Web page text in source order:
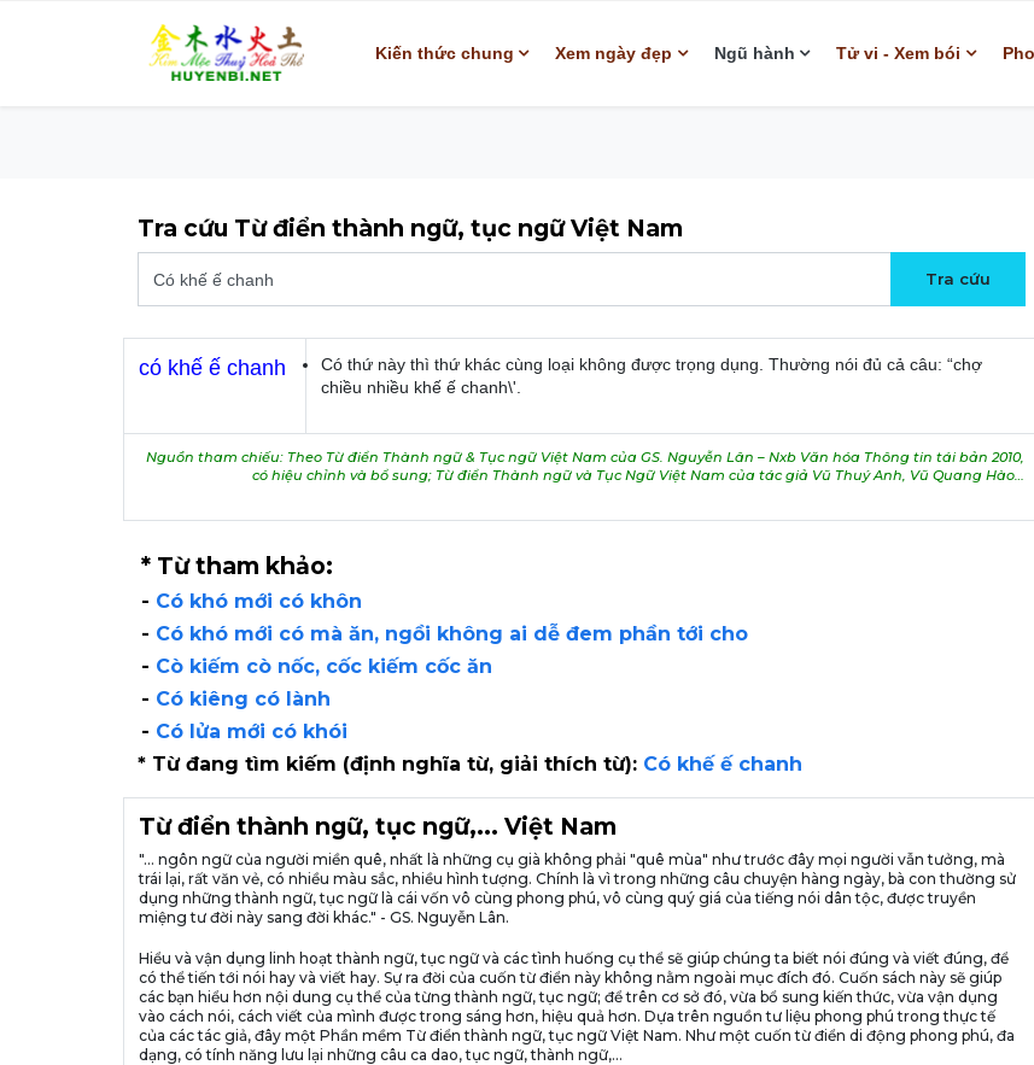
Kiến thức chung Xem ngày đẹp Ngũ hành Tử vi - Xem bói
Tra cứu Từ điển thành ngữ, tục ngữ Việt Nam
có khế ế chanh
Có thứ này thì thứ khác cùng loại không được trọng dụng. Thường nói đủ cả câu: “chợ
chiều nhiều khế ế chanh\'.
Nguồn tham chiếu: Theo Từ điển Thành ngữ & Tục ngữ Việt Nam của GS. Nguyễn Lân – Nxb Văn hóa Thông tin tái bản 2010,
có hiệu chỉnh và bổ sung; Từ điển Thành ngữ và Tục Ngữ Việt Nam của tác giả Vũ Thuý Anh, Vũ Quang Hào…
* Từ tham khảo:
- Có khó mới có khôn
- Có khó mới có mà ăn, ngồi không ai dễ đem phần tới cho
- Cò kiếm cò nốc, cốc kiếm cốc ăn
- Có kiêng có lành
- Có lửa mới có khói
* Từ đang tìm kiếm (định nghĩa từ, giải thích từ): Có khế ế chanh
Từ điển thành ngữ, tục ngữ,... Việt Nam
"... ngôn ngữ của người miền quê, nhất là những cụ già không phải "quê mùa" như trước đây mọi người vẫn tưởng, mà
trái lại, rất văn vẻ, có nhiều màu sắc, nhiều hình tượng. Chính là vì trong những câu chuyện hàng ngày, bà con thường sử
dụng những thành ngữ, tục ngữ là cái vốn vô cùng phong phú, vô cùng quý giá của tiếng nói dân tộc, được truyền
miệng tư đời này sang đời khác." - GS. Nguyễn Lân.
Hiểu và vận dụng linh hoạt thành ngữ, tục ngữ và các tình huống cụ thể sẽ giúp chúng ta biết nói đúng và viết đúng, để
có thể tiến tới nói hay và viết hay. Sự ra đời của cuốn từ điển này không nằm ngoài mục đích đó. Cuốn sách này sẽ giúp
các bạn hiểu hơn nội dung cụ thể của từng thành ngữ, tục ngữ; để trên cơ sở đó, vừa bổ sung kiến thức, vừa vận dụng
vào cách nói, cách viết của mình được trong sáng hơn, hiệu quả hơn. Dựa trên nguồn tư liệu phong phú trong thực tế
của các tác giả, đây một Phần mềm Từ điển thành ngữ, tục ngữ Việt Nam. Như một cuốn từ điển di động phong phú, đa
dạng, có tính năng lưu lại những câu ca dao, tục ngữ, thành ngữ,...